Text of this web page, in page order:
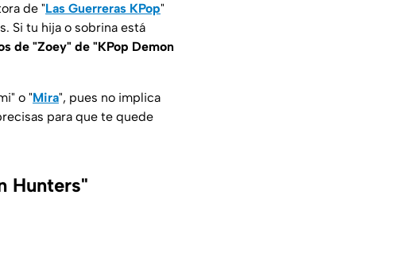
de "Las Guerreras KPop"
Si tu hija o sobrina está
de "Zoey" de "KPop Demon
o "Mira", pues no implica
para que te quede
Hunters"